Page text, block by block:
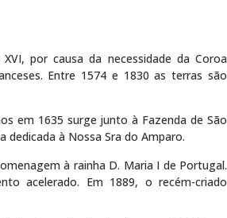
por causa da necessidade da Coroa
Entre 1574 e 1830 as terras são
em 1635 surge junto à Fazenda de São
dedicada à Nossa Sra do Amparo.
à rainha D. Maria I de Portugal.
acelerado. Em 1889, o recém-criado